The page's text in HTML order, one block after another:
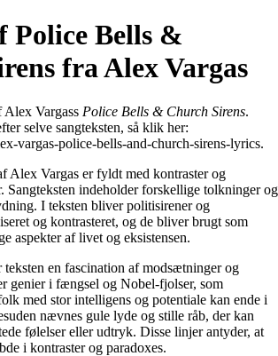
Police Bells &
fra Alex Vargas
Alex Vargass Police Bells & Church Sirens.
selve sangteksten, så klik her:
vargas-police-bells-and-church-sirens-lyrics.
Alex Vargas er fyldt med kontraster og
Sangteksten indeholder forskellige tolkninger og
I teksten bliver politisirener og
og kontrasteret, og de bliver brugt som
aspekter af livet og eksistensen.
teksten en fascination af modsætninger og
genier i fængsel og Nobel-fjolser, som
med stor intelligens og potentiale kan ende i
nævnes gule lyde og stille råb, der kan
følelser eller udtryk. Disse linjer antyder, at
i kontraster og paradoxes.